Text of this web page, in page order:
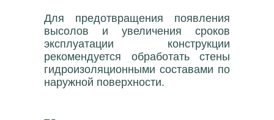
Для предотвращения появления
высолов и увеличения сроков
эксплуатации конструкции
рекомендуется обработать стены
гидроизоляционными составами по
наружной поверхности.